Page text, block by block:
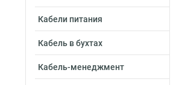
Кабели питания
Кабель в бухтах
Кабель-менеджмент